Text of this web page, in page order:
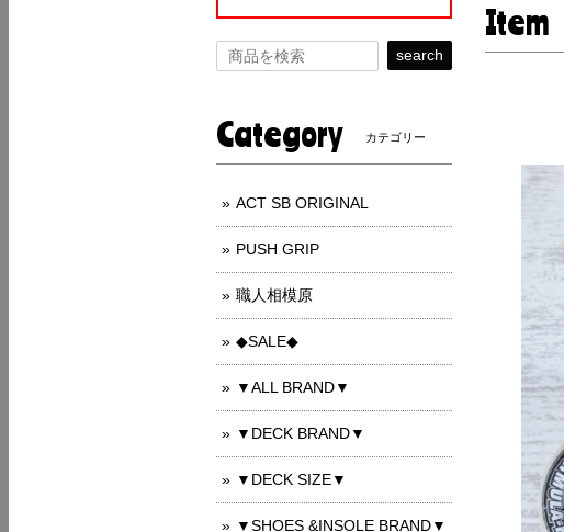
Item
search
Category カテゴリー
ACT SB ORIGINAL
PUSH GRIP
職人相模原
◆SALE◆
▼ALL BRAND▼
▼DECK BRAND▼
▼DECK SIZE▼
▼SHOES &INSOLE BRAND▼